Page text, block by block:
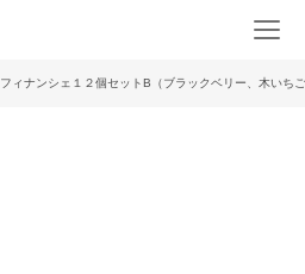
フィナンシェ１２個セットB（ブラックベリー、木いち